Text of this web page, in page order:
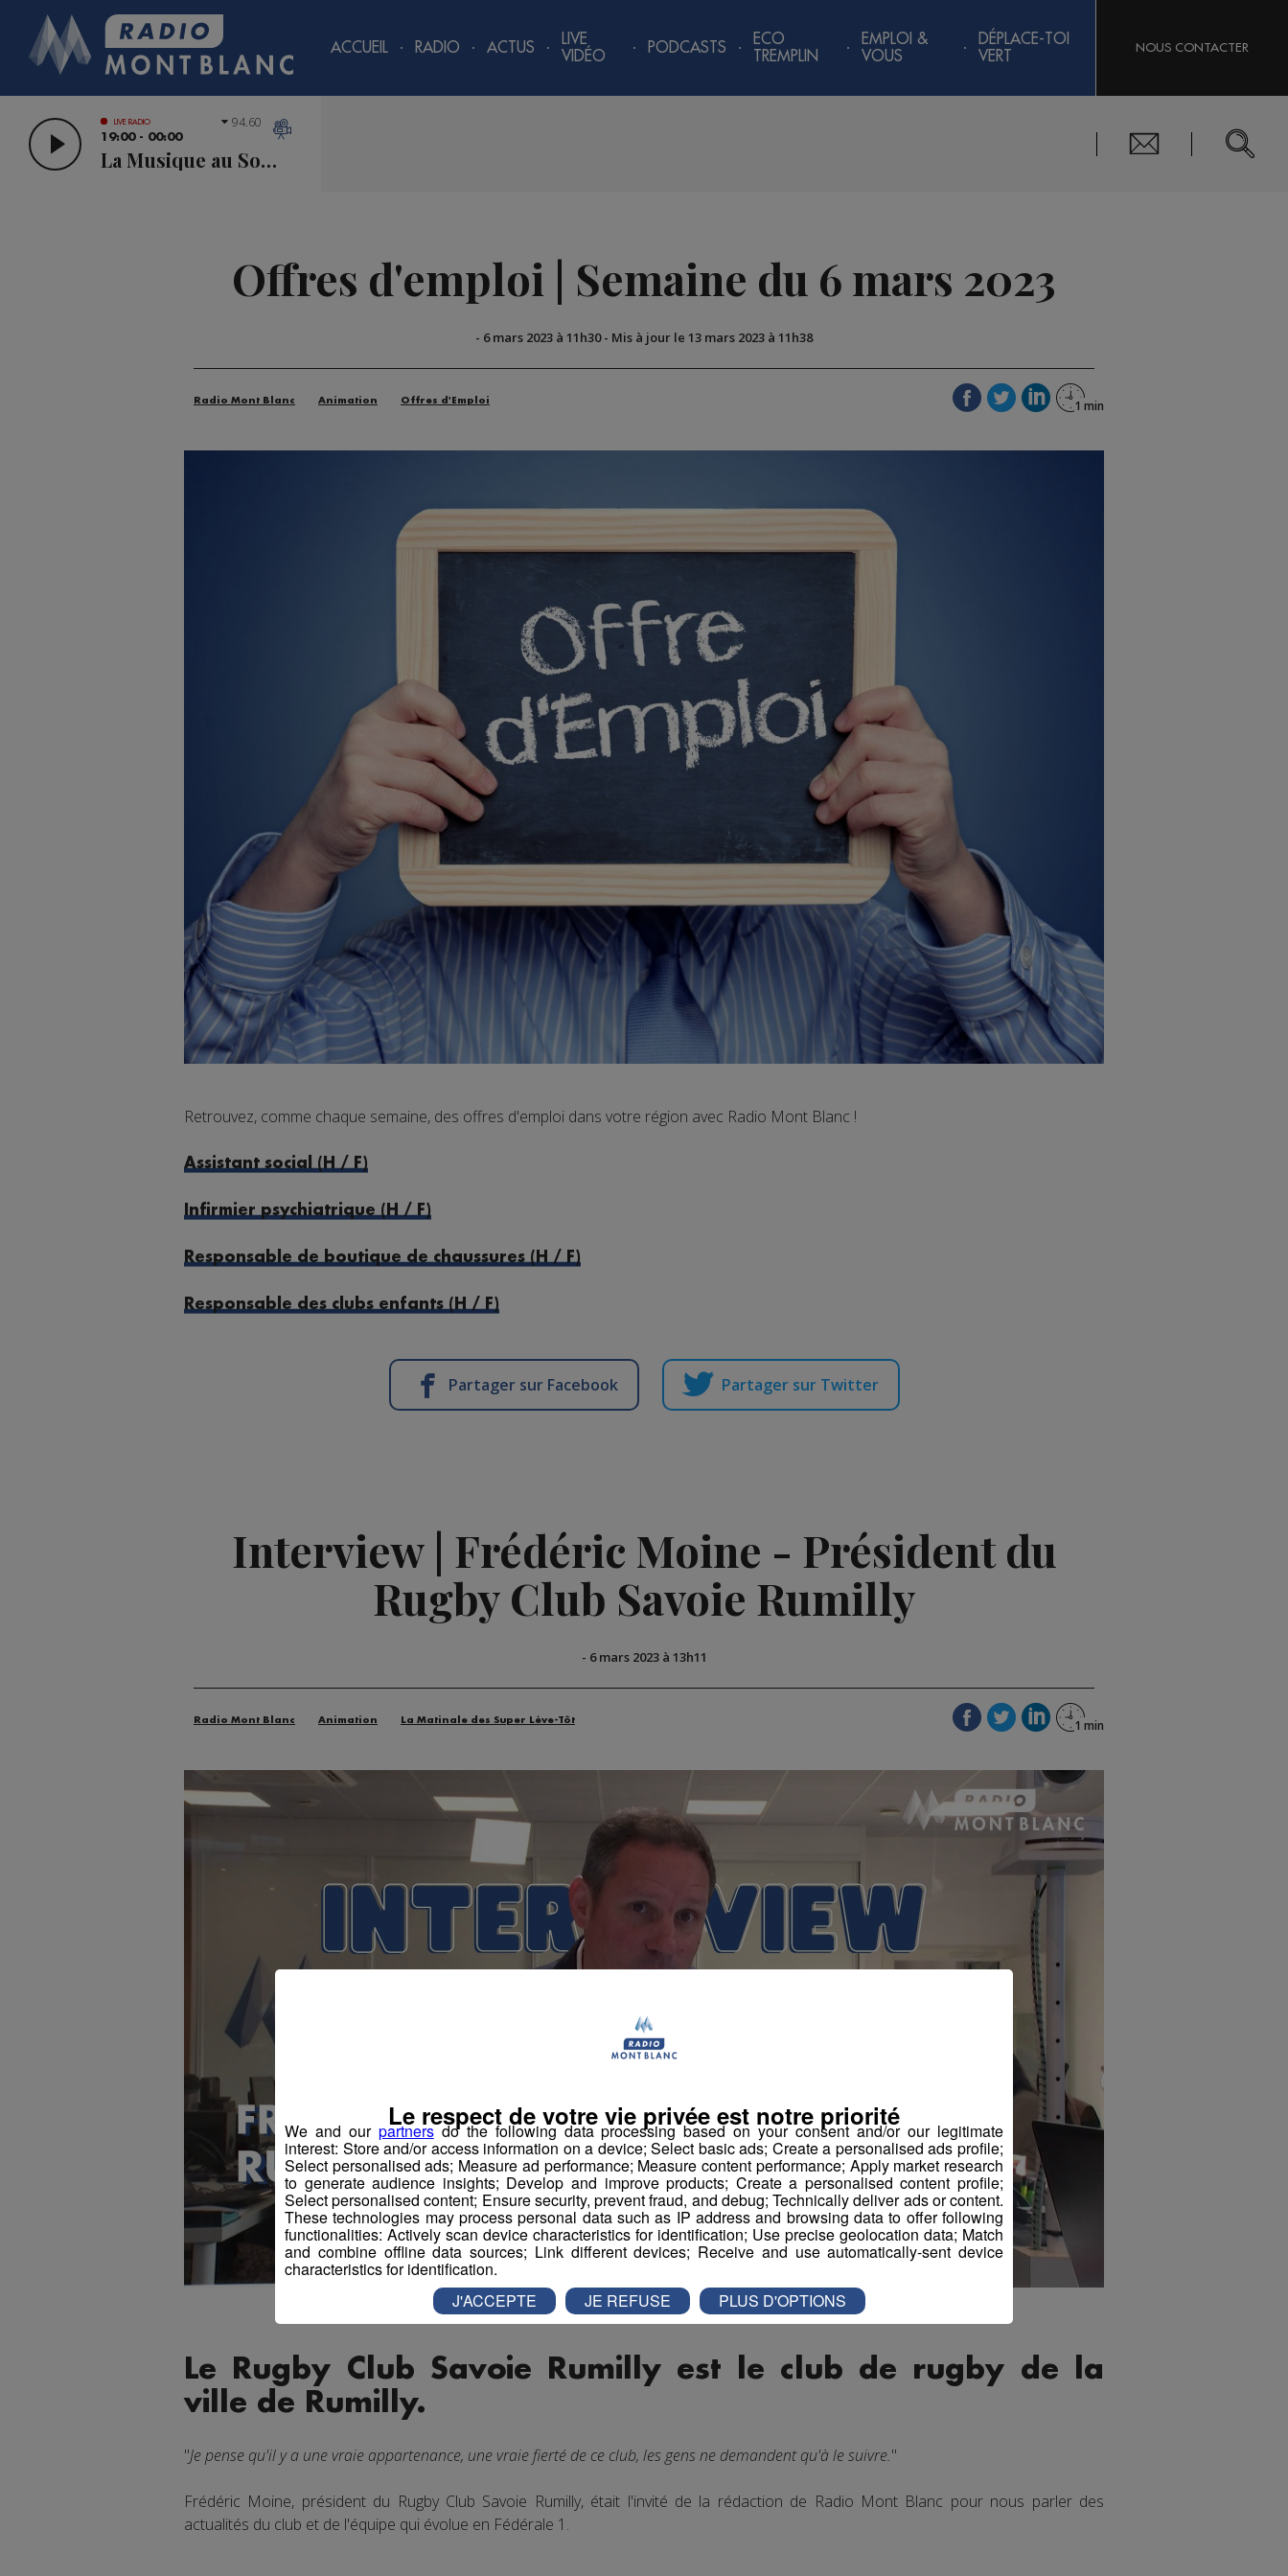
ACCUEIL RADIO ACTUS
LIVE
VIDÉO
PODCASTS
ECO
TREMPLIN
EMPLOI &
VOUS
DÉPLACE-TOI
VERT
NOUS CONTACTER
LIVE RADIO
19:00 - 00:00
La Musique au Sommet
94.60
Offres d'emploi | Semaine du 6 mars 2023
- 6 mars 2023 à 11h30- Mis à jour le 13 mars 2023 à 11h38
Radio Mont Blanc Animation Offres d'Emploi
Retrouvez, comme chaque semaine, des offres d'emploi dans votre région avec Radio Mont Blanc !
Assistant social (H / F)
Infirmier psychiatrique (H / F)
Responsable de boutique de chaussures (H / F)
Responsable des clubs enfants (H / F)
Partager sur Facebook Partager sur Twitter
Interview | Frédéric Moine - Président du
Rugby Club Savoie Rumilly
- 6 mars 2023 à 13h11
Radio Mont Blanc Animation La Matinale des Super Lève-Tôt
Le Rugby Club Savoie Rumilly est le club de rugby de la
ville de Rumilly.
"Je pense qu'il y a une vraie appartenance, une vraie fierté de ce club, les gens ne demandent qu'à le suivre."
Frédéric Moine, président du Rugby Club Savoie Rumilly, était l'invité de la rédaction de Radio Mont Blanc pour nous parler des
actualités du club et de l'équipe qui évolue en Fédérale 1.
We and our partnersdo the following data processing based on your consent and/or our legitimate
interest: Store and/or access information on a device; Select basic ads; Create a personalised ads profile;
Select personalised ads; Measure ad performance; Measure content performance; Apply market research
to generate audience insights; Develop and improve products; Create a personalised content profile;
Select personalised content; Ensure security, prevent fraud, and debug; Technically deliver ads or content.
These technologies may process personal data such as IP address and browsing data to offer following
functionalities: Actively scan device characteristics for identification; Use precise geolocation data; Match
and combine offline data sources; Link different devices; Receive and use automatically-sent device
characteristics for identification.
Le respect de votre vie privée est notre priorité
J'ACCEPTE JE REFUSE PLUS D'OPTIONS